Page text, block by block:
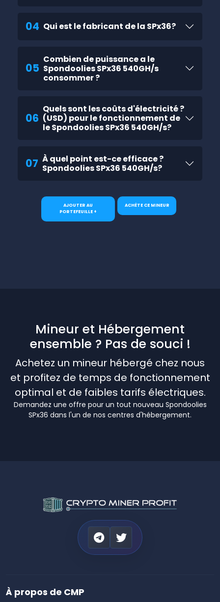
04 Qui est le fabricant de la SPx36?
05
Combien de puissance a le
Spondoolies SPx36 540GH/s
consommer ?
06
Quels sont les coûts d'électricité ?
(USD) pour le fonctionnement de
le Spondoolies SPx36 540GH/s?
07 À quel point est-ce efficace ?
Spondoolies SPx36 540GH/s?
AJOUTER AU
PORTEFEUILLE +
ACHÈTE CE MINEUR
Mineur et Hébergement
ensemble ? Pas de souci !
Achetez un mineur hébergé chez nous
et profitez de temps de fonctionnement
optimal et de faibles tarifs électriques.
Demandez une offre pour un tout nouveau Spondoolies
SPx36 dans l'un de nos centres d'hébergement.
À propos de CMP